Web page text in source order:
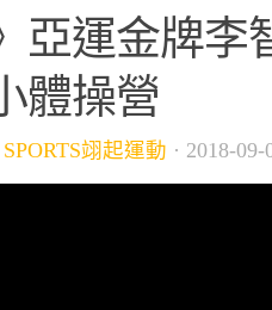
亞運金牌李
體操營
翊起運動 · 2018-09-